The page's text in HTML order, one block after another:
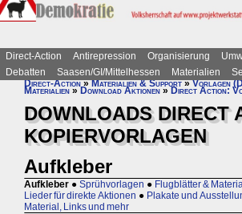
Direct-Action Antirepression Organisierung
Debatten
Saasen/GI/Mittelhessen Materialien
Direct-Action»Materialien & Support»Vorlagen
Materialien » Download Aktionen » Direct Action:
DOWNLOADS DIRECT
KOPIERVORLAGEN
Aufkleber
Aufkleber ● Sprühvorlagen ● Flugblätter &
Lieder für direkte Aktionen ● Plakate und
Material, Links und mehr